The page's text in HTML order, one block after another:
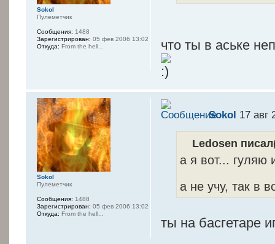
что ты в аське
Sokol
Пулеметчик
Сообщения: 1488
Зарегистрирован: 05 фев 2006 13:02
Откуда: From the hell...
Sokol 17 авг
Ledosen
а я вот... гуляю
а не учу, так в
ты на басгетаре
Sokol
Пулеметчик
Сообщения: 1488
Зарегистрирован: 05 фев 2006 13:02
Откуда: From the hell...